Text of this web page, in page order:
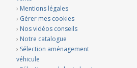
› Mentions légales
› Gérer mes cookies
› Nos vidéos conseils
› Notre catalogue
› Sélection aménagement
véhicule